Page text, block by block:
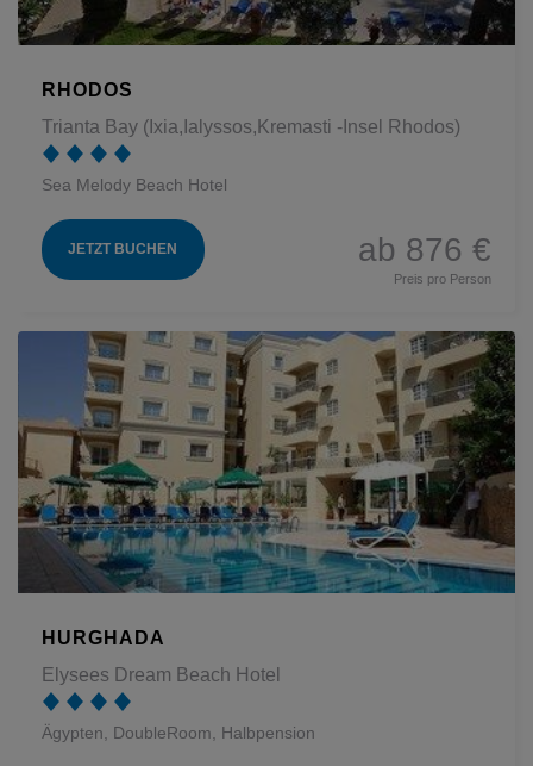
RHODOS
Trianta Bay (Ixia,Ialyssos,Kremasti -Insel Rhodos)
Sea Melody Beach Hotel
JETZT BUCHEN ab 876 €
Preis pro Person
HURGHADA
Elysees Dream Beach Hotel
Ägypten, DoubleRoom, Halbpension